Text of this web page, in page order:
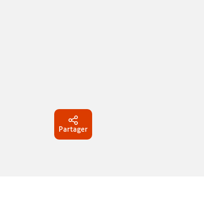
Partager